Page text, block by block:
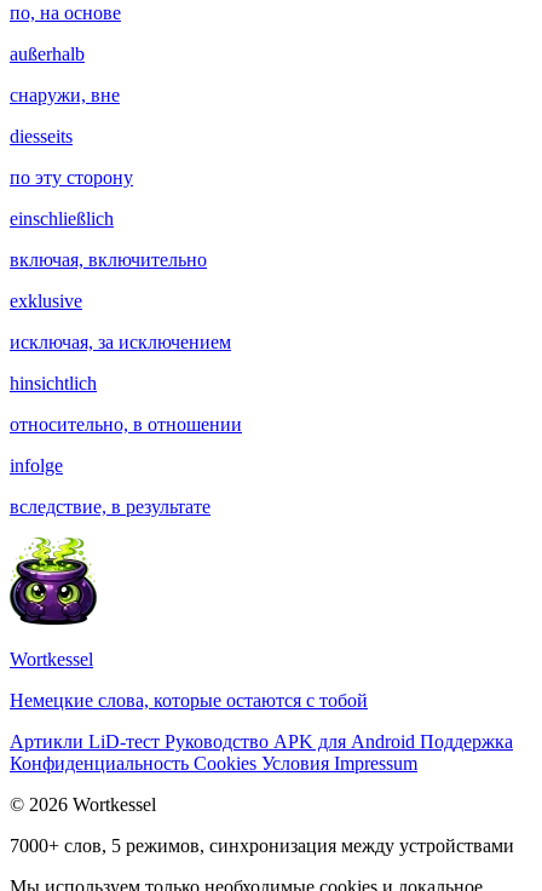
по, на основе
außerhalb
снаружи, вне
diesseits
по эту сторону
einschließlich
включая, включительно
exklusive
исключая, за исключением
hinsichtlich
относительно, в отношении
infolge
вследствие, в результате
Wortkessel
Немецкие слова, которые остаются с тобой
Артикли LiD-тест Руководство APK для Android Поддержка
Конфиденциальность Cookies Условия Impressum
© 2026 Wortkessel
7000+ слов, 5 режимов, синхронизация между устройствами
Мы используем только необходимые cookies и локальное